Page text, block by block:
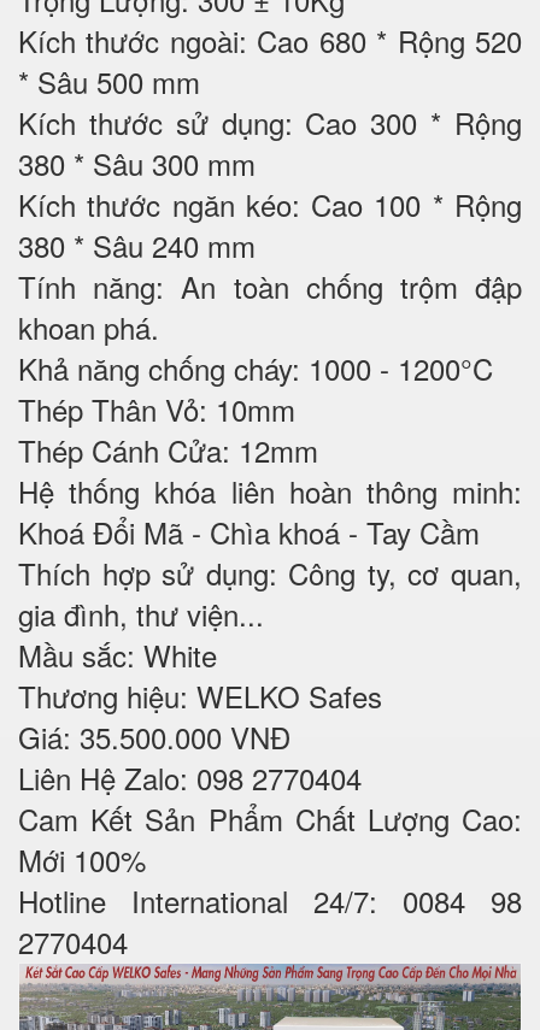
Kích thước ngoài: Cao 680 * Rộng 520
* Sâu 500 mm
Kích thước sử dụng: Cao 300 * Rộng
380 * Sâu 300 mm
Kích thước ngăn kéo: Cao 100 * Rộng
380 * Sâu 240 mm
Tính năng: An toàn chống trộm đập
khoan phá.
Khả năng chống cháy: 1000 - 1200°C
Thép Thân Vỏ: 10mm
Thép Cánh Cửa: 12mm
Hệ thống khóa liên hoàn thông minh:
Khoá Đổi Mã - Chìa khoá - Tay Cầm
Thích hợp sử dụng: Công ty, cơ quan,
gia đình, thư viện...
Mầu sắc: White
Thương hiệu: WELKO Safes
Giá: 35.500.000 VNĐ
Liên Hệ Zalo: 098 2770404
Cam Kết Sản Phẩm Chất Lượng Cao:
Mới 100%
Hotline International 24/7: 0084 98
2770404